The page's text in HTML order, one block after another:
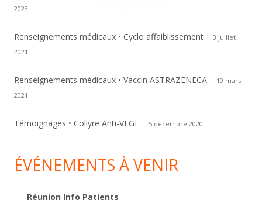
2023
Renseignements médicaux • Cyclo affaiblissement
3 juillet
2021
Renseignements médicaux • Vaccin ASTRAZENECA
19 mars
2021
Témoignages • Collyre Anti-VEGF 5 décembre 2020
ÉVÉNEMENTS À VENIR
Réunion Info Patients